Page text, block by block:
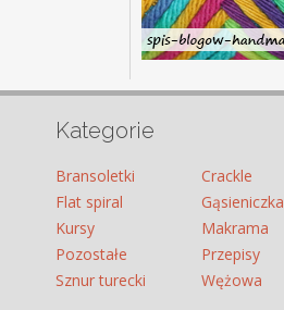
Kategorie
Bransoletki Crackle
Flat spiral
Gąsieniczka
Kursy
Makrama
Pozostałe
Przepisy
Sznur turecki
Wężowa